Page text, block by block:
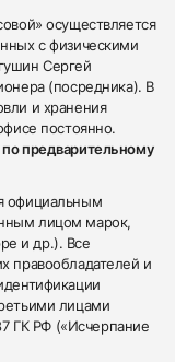
осуществляется
с физическими
Сергей
(посредника). В
и хранения
постоянно.
предварительному
официальным
лицом марок,
и др.). Все
правообладателей и
лицами
ГК РФ («Исчерпание